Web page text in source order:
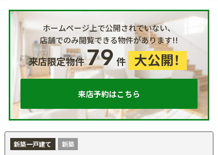
ホームページ上で公開されていない、
店舗でのみ閲覧できる物件があります!!
来店限定物件79 件 大公開！
来店予約はこちら
新築一戸建て 新築